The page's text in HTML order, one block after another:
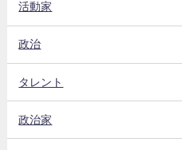
活動家
政治
タレント
政治家